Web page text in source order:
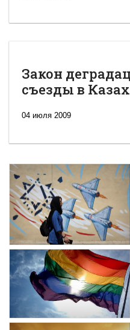
Закон
съезды в
04 июля 2009